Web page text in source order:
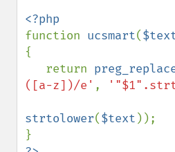
function ucsmart(
{
   return
([a-z])/e' ,
strtolower($text ));